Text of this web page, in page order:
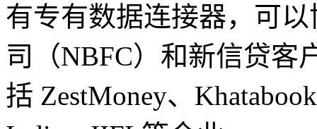
有专有数据连接器，可
司（NBFC）和新信贷客
括 ZestMoney、